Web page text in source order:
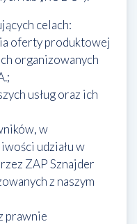
celach:
oferty produktowej
organizowanych
usług oraz ich
w
udziału w
ZAP Sznajder
z naszym
prawnie